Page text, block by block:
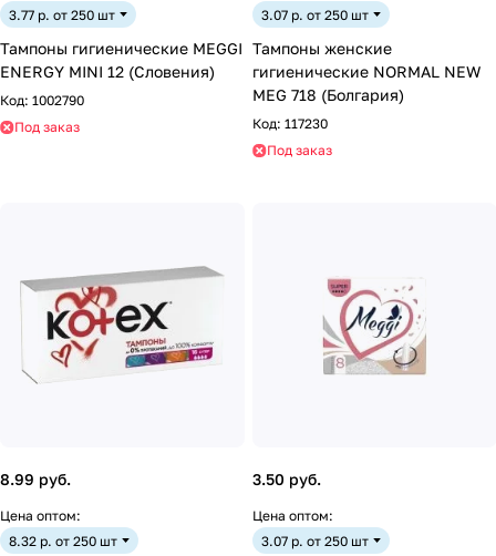
3.77 р. от 250 шт
Тампоны гигиенические MEGGI
ENERGY MINI 12 (Словения)
Код: 1002790
Под заказ
3.07 р. от 250 шт
Тампоны женские
гигиенические NORMAL NEW
MEG 718 (Болгария)
Код: 117230
Под заказ
8.99 руб.
Цена оптом:
8.32 р. от 250 шт
3.50 руб.
Цена оптом:
3.07 р. от 250 шт